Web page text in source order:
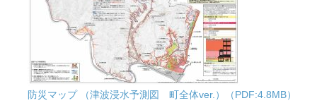
防災マップ （津波浸水予測図 町全体ver.）（PDF:4.8MB）